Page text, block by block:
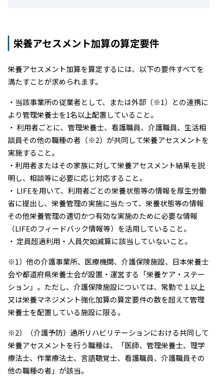
栄養アセスメント加算の算定要件
栄養アセスメント加算を算定するには、以下の要件すべてを
満たすことが求められます。
・当該事業所の従業者として、または外部（※1）との連携に
より管理栄養士を1名以上配置していること。
・ 利用者ごとに、管理栄養士、看護職員、介護職員、生活相
談員その他の職種の者（※2）が共同して栄養アセスメントを
実施すること。
・利用者またはその家族に対して栄養アセスメント結果を説
明し、相談等に必要に応じ対応すること。
・ LIFEを用いて、利用者ごとの栄養状態等の情報を厚生労働
省に提出し、栄養管理の実施に当たって、栄養状態等の情報
その他栄養管理の適切かつ有効な実施のために必要な情報
（LIFEのフィードバック情報等）を活用していること。
・ 定員超過利用・人員欠如減算に該当していないこと。
※1）他の介護事業所、医療機関、介護保険施設、日本栄養士
会や都道府県栄養士会が設置・運営する「栄養ケア・ステー
ション」。ただし、介護保険施設については、常勤で１以上
又は栄養マネジメント強化加算の算定要件の数を超えて管理
栄養士を配置している施設に限る。
※2）（介護予防）通所リハビリテーションにおける共同して
栄養アセスメントを行う職種は、「医師、管理栄養士、理学
療法士、作業療法士、言語聴覚士、看護職員、介護職員その
他の職種の者」が該当。